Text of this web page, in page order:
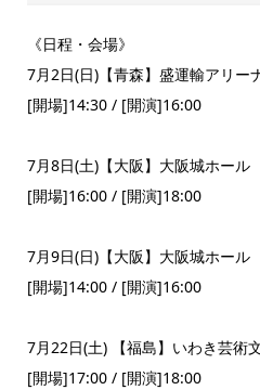
《日程・会場》
7月2日(日)【青森】盛運輸アリー
[開場]14:30 / [開演]16:00
7月8日(土)【大阪】大阪城ホール
[開場]16:00 / [開演]18:00
7月9日(日)【大阪】大阪城ホール
[開場]14:00 / [開演]16:00
7月22日(土) 【福島】いわき芸術
[開場]17:00 / [開演]18:00